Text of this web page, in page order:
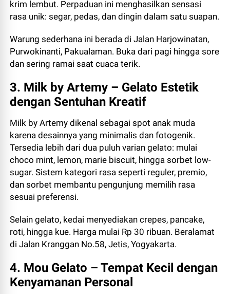
krim lembut. Perpaduan ini menghasilkan sensasi
rasa unik: segar, pedas, dan dingin dalam satu suapan.
Warung sederhana ini berada di Jalan Harjowinatan,
Purwokinanti, Pakualaman. Buka dari pagi hingga sore
dan sering ramai saat cuaca terik.
3. Milk by Artemy – Gelato Estetik
dengan Sentuhan Kreatif
Milk by Artemy dikenal sebagai spot anak muda
karena desainnya yang minimalis dan fotogenik.
Tersedia lebih dari dua puluh varian gelato: mulai
choco mint, lemon, marie biscuit, hingga sorbet low-
sugar. Sistem kategori rasa seperti reguler, premio,
dan sorbet membantu pengunjung memilih rasa
sesuai preferensi.
Selain gelato, kedai menyediakan crepes, pancake,
roti, hingga kue. Harga mulai Rp 30 ribuan. Beralamat
di Jalan Kranggan No.58, Jetis, Yogyakarta.
4. Mou Gelato – Tempat Kecil dengan
Kenyamanan Personal